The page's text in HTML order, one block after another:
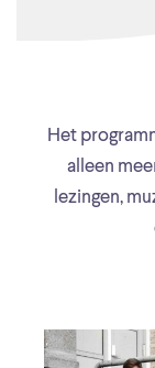
Het
alleen
lezingen,